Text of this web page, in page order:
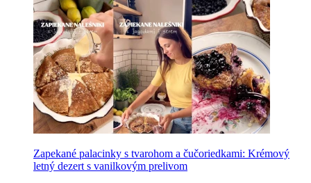
Zapekané palacinky s tvarohom a čučoriedkami: Krémový
letný dezert s vanilkovým prelivom